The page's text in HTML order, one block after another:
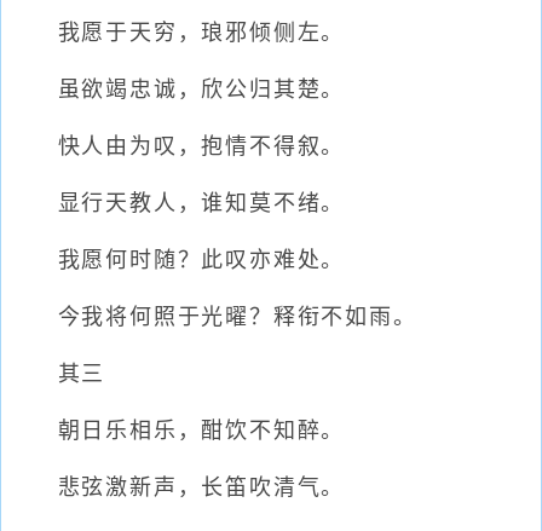
我愿于天穷，琅邪倾侧左。
虽欲竭忠诚，欣公归其楚。
快人由为叹，抱情不得叙。
显行天教人，谁知莫不绪。
我愿何时随？此叹亦难处。
今我将何照于光曜？释衔不如雨。
其三
朝日乐相乐，酣饮不知醉。
悲弦激新声，长笛吹清气。